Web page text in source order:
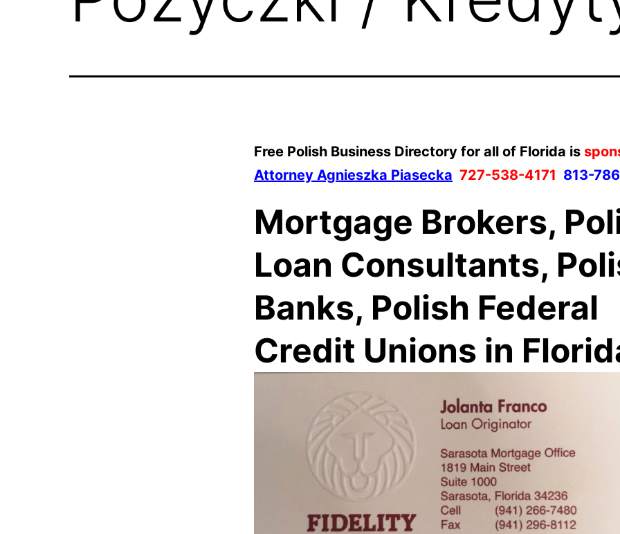
Free Polish Business Directory for all of Florida is
Attorney Agnieszka Piasecka 727-538-4171 813-
Mortgage Brokers,
Loan Consultants,
Banks, Polish Federal
Credit Unions in